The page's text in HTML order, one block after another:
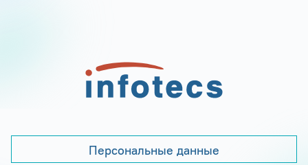
Персональные данные